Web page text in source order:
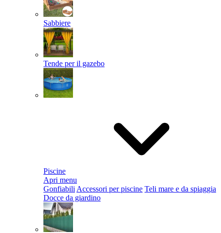
Sabbiere
Tende per il gazebo
Piscine
Apri menu
Gonfiabili Accessori per piscine Teli mare e da spiaggia
Docce da giardino